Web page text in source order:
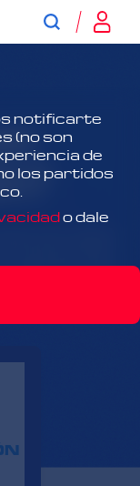
que nadie!
acércate más
notificarte
(no son
de
los partidos
o dale